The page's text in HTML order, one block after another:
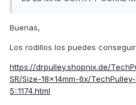
Buenas,
Los rodillos los puedes
https://drpulley.shopnix.de/
SR/Size-18x14mm-6x/
5::1174.html